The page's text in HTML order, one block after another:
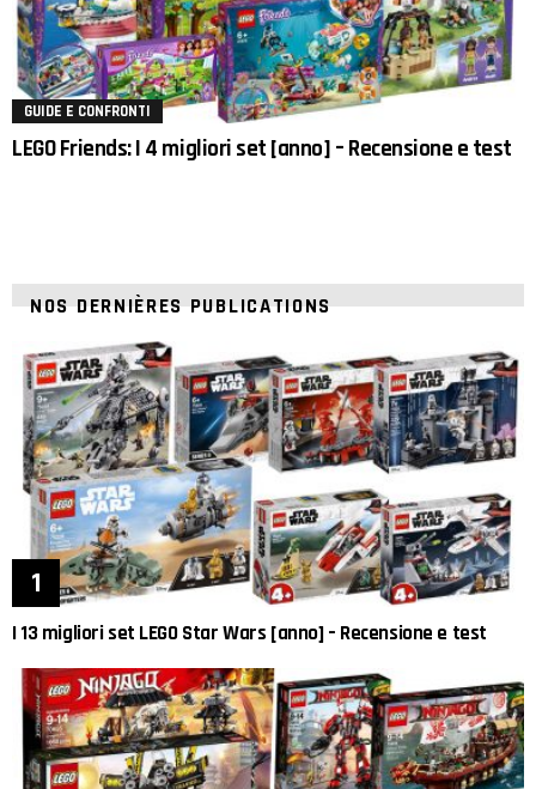
GUIDE E CONFRONTI
LEGO Friends: I 4 migliori set [anno] – Recensione e test
NOS DERNIÈRES PUBLICATIONS
I 13 migliori set LEGO Star Wars [anno] – Recensione e test